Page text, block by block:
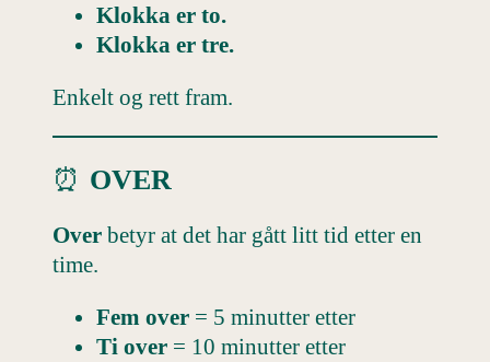
Klokka er to.
Klokka er tre.
Enkelt og rett fram.
⏰ OVER
Over betyr at det har gått litt tid etter en
time.
Fem over = 5 minutter etter
Ti over = 10 minutter etter